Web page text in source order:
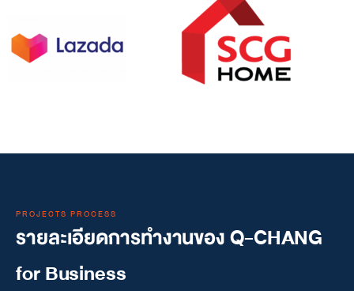
PROJECTS PROCESS
รายละเอียดการทำงานของ Q-CHANG
for Business